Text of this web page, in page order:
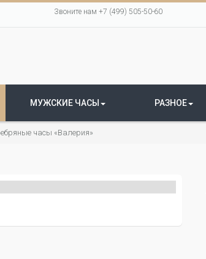
Звоните нам +7 (499) 505-50-60
МУЖСКИЕ ЧАСЫ РАЗНОЕ
часы «Валерия»